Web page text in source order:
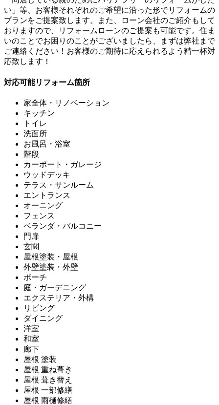
い」等、お客様それぞれのご希望に沿った形でリフォームの
プランをご提案致します。また、ローン会社のご紹介もして
おりますので、リフォームローンのご提案も可能です。住ま
いのことでお困りのことがございましたら、まずは弊社まで
ご連絡ください！お客様のご期待に応えられるよう精一杯対
応致します！
対応可能リフォーム箇所
家全体・リノベーション
キッチン
トイレ
洗面所
お風呂・浴室
階段
カーポート・ガレージ
ウッドデッキ
テラス・サンルーム
エントランス
オーニング
フェンス
ベランダ・バルコニー
門扉
玄関
屋根塗装・屋根
外壁塗装・外壁
ポーチ
庭・ガーデニング
エクステリア・外構
リビング
ダイニング
洋室
和室
廊下
屋根 塗装
屋根 重ね葺き
屋根 葺き替え
屋根 一部修繕
屋根 雨樋修繕